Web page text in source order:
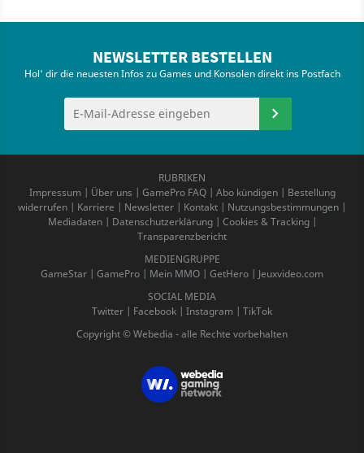
NEWSLETTER BESTELLEN
Hol' dir die neuesten Infos zu Games und Konsolen direkt ins Postfach
RUBRIKEN
Impressum| Über uns | GamePro FAQ| Abo kündigen| Bestellung
widerrufen | Karriere | Newsletter | Kontakt | Nutzungsbestimmungen |
Mediadaten| Datenschutzerklärung| Cookies & Tracking|
Transparenzbericht
MEDIENGRUPPE
GameStar | GamePro | Mein MMO | GetHero | Jeuxvideo.com
SOCIAL MEDIA
Twitter | Facebook | Instagram | TikTok
Copyright © Webedia - alle Rechte vorbehalten